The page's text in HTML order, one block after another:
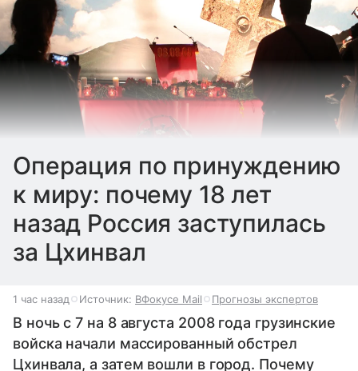
Операция по принуждению
к миру: почему 18 лет
назад Россия заступилась
за Цхинвал
1 час назад Источник: ВФокусе Mail Прогнозы экспертов
В ночь с 7 на 8 августа 2008 года грузинские
войска начали массированный обстрел
Цхинвала, а затем вошли в город. Почему